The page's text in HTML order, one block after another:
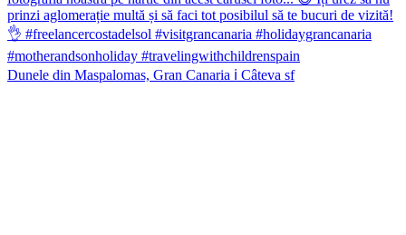
Dunele din Maspalomas, Gran Canaria ℹ️ Câteva sf